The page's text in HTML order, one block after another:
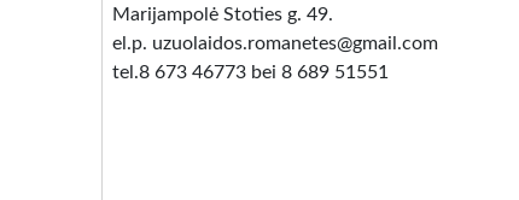
Marijampolė Stoties g. 49.
el.p. uzuolaidos.romanetes@gmail.com
tel.8 673 46773 bei 8 689 51551